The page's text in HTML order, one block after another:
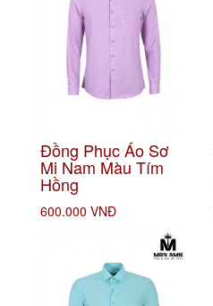
Đồng Phục Áo Sơ
Mi Nam Màu Tím
Hồng
600.000 VNĐ